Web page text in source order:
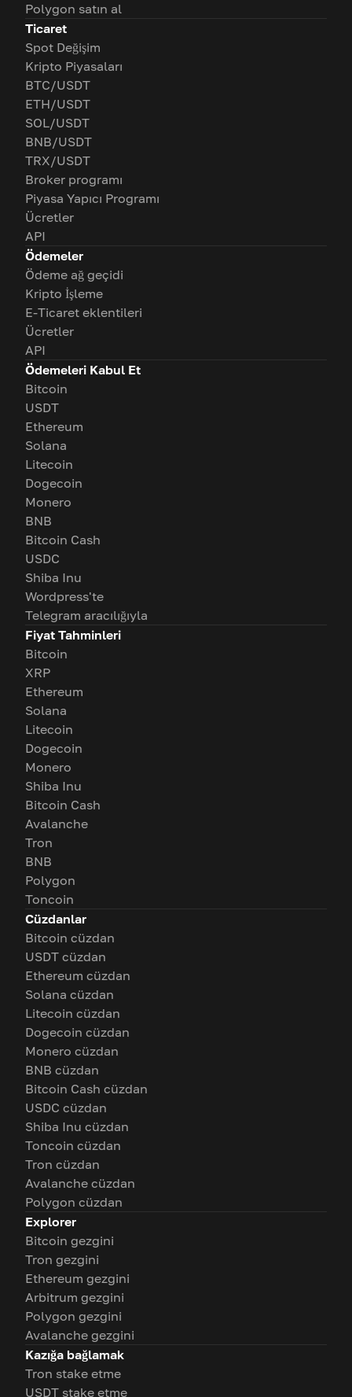
Polygon satın al
Ticaret
Spot Değişim
Kripto Piyasaları
BTC/USDT
ETH/USDT
SOL/USDT
BNB/USDT
TRX/USDT
Broker programı
Piyasa Yapıcı Programı
Ücretler
API
Ödemeler
Ödeme ağ geçidi
Kripto İşleme
E-Ticaret eklentileri
Ücretler
API
Ödemeleri Kabul Et
Bitcoin
USDT
Ethereum
Solana
Litecoin
Dogecoin
Monero
BNB
Bitcoin Cash
USDC
Shiba Inu
Wordpress'te
Telegram aracılığıyla
Fiyat Tahminleri
Bitcoin
XRP
Ethereum
Solana
Litecoin
Dogecoin
Monero
Shiba Inu
Bitcoin Cash
Avalanche
Tron
BNB
Polygon
Toncoin
Cüzdanlar
Bitcoin cüzdan
USDT cüzdan
Ethereum cüzdan
Solana cüzdan
Litecoin cüzdan
Dogecoin cüzdan
Monero cüzdan
BNB cüzdan
Bitcoin Cash cüzdan
USDC cüzdan
Shiba Inu cüzdan
Toncoin cüzdan
Tron cüzdan
Avalanche cüzdan
Polygon cüzdan
Explorer
Bitcoin gezgini
Tron gezgini
Ethereum gezgini
Arbitrum gezgini
Polygon gezgini
Avalanche gezgini
Kazığa bağlamak
Tron stake etme
USDT stake etme